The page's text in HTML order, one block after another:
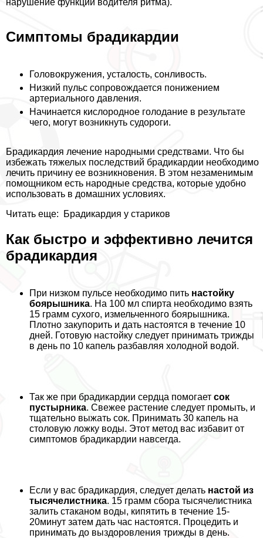
нарушение функции водителя ритма).
Симптомы брадикардии
Головокружения, усталость, сонливость.
Низкий пульс сопровождается понижением
артериального давления.
Начинается кислородное голодание в результате
чего, могут возникнуть судороги.
Брадикардия лечение народными средствами. Что бы
избежать тяжелых последствий брадикардии необходимо
лечить причину ее возникновения. В этом незаменимым
помощником есть народные средства, которые удобно
использовать в домашних условиях.
Читать еще:
Брадикардия у стариков
Как быстро и эффективно лечится
брадикардия
При низком пульсе необходимо пить настойку
боярышника. На 100 мл спирта необходимо взять
15 грамм сухого, измельченного боярышника.
Плотно закупорить и дать настоятся в течение 10
дней. Готовую настойку следует принимать трижды
в день по 10 капель разбавляя холодной водой.
Так же при брадикардии сердца помогает сок
пустырника. Свежее растение следует промыть, и
тщательно выжать сок. Принимать 30 капель на
столовую ложку воды. Этот метод вас избавит от
симптомов брадикардии навсегда.
Если у вас брадикардия, следует делать настой из
тысячелистника. 15 грамм сбора тысячелистника
залить стаканом воды, кипятить в течение 15-
20минут затем дать час настоятся. Процедить и
принимать до выздоровления трижды в день.